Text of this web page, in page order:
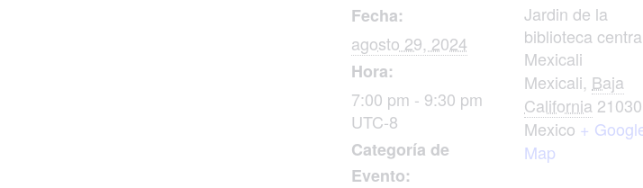
Fecha:
agosto 29, 2024
Hora:
7:00 pm - 9:30 pm
UTC-8
Categoría de
Evento:
Jardin de la
biblioteca
Mexicali
Mexicali, Baja
California 21030
Mexico +
Map